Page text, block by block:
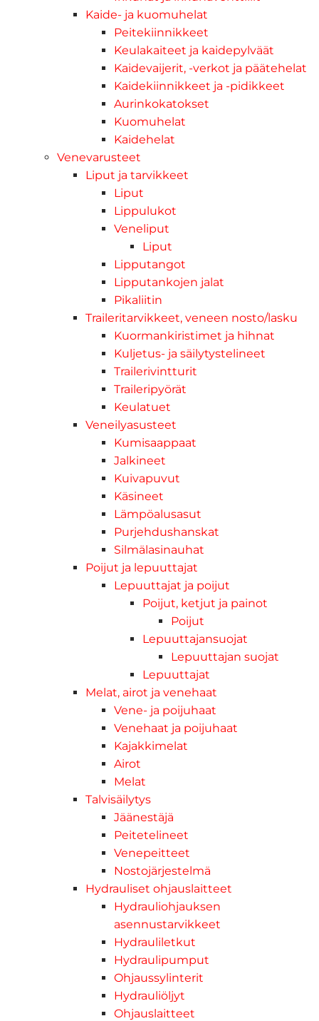
Kaide- ja kuomuhelat
Peitekiinnikkeet
Keulakaiteet ja kaidepylväät
Kaidevaijerit, -verkot ja päätehelat
Kaidekiinnikkeet ja -pidikkeet
Aurinkokatokset
Kuomuhelat
Kaidehelat
Venevarusteet
Liput ja tarvikkeet
Liput
Lippulukot
Veneliput
Liput
Lipputangot
Lipputankojen jalat
Pikaliitin
Traileritarvikkeet, veneen nosto/lasku
Kuormankiristimet ja hihnat
Kuljetus- ja säilytystelineet
Trailerivintturit
Traileripyörät
Keulatuet
Veneilyasusteet
Kumisaappaat
Jalkineet
Kuivapuvut
Käsineet
Lämpöalusasut
Purjehdushanskat
Silmälasinauhat
Poijut ja lepuuttajat
Lepuuttajat ja poijut
Poijut, ketjut ja painot
Poijut
Lepuuttajansuojat
Lepuuttajan suojat
Lepuuttajat
Melat, airot ja venehaat
Vene- ja poijuhaat
Venehaat ja poijuhaat
Kajakkimelat
Airot
Melat
Talvisäilytys
Jäänestäjä
Peitetelineet
Venepeitteet
Nostojärjestelmä
Hydrauliset ohjauslaitteet
Hydrauliohjauksen
asennustarvikkeet
Hydrauliletkut
Hydraulipumput
Ohjaussylinterit
Hydrauliöljyt
Ohjauslaitteet